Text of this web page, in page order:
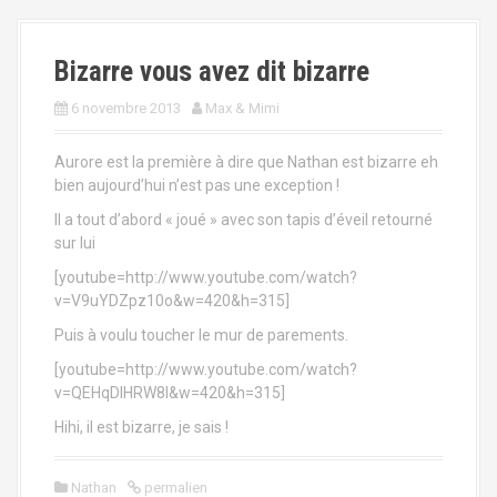
Bizarre vous avez dit bizarre
6 novembre 2013 Max & Mimi
Aurore est la première à dire que Nathan est bizarre eh
bien aujourd’hui n’est pas une exception !
Il a tout d’abord « joué » avec son tapis d’éveil retourné
sur lui
[youtube=http://www.youtube.com/watch?
v=V9uYDZpz10o&w=420&h=315]
Puis à voulu toucher le mur de parements.
[youtube=http://www.youtube.com/watch?
v=QEHqDlHRW8I&w=420&h=315]
Hihi, il est bizarre, je sais !
Nathan permalien